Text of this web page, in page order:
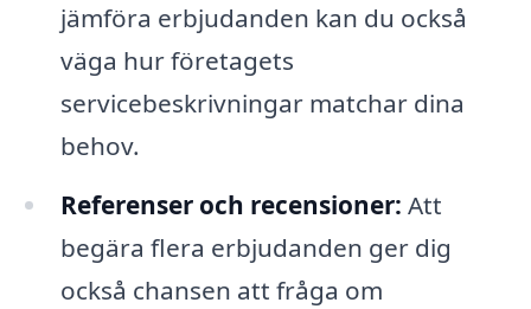
jämföra erbjudanden kan du också
väga hur företagets
servicebeskrivningar matchar dina
behov.
Referenser och recensioner: Att
begära flera erbjudanden ger dig
också chansen att fråga om